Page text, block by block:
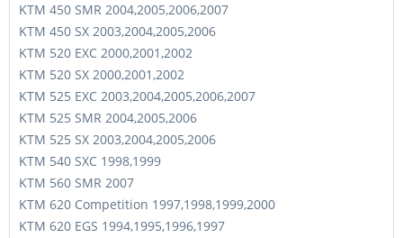
KTM 450 SMR 2004,2005,2006,2007
KTM 450 SX 2003,2004,2005,2006
KTM 520 EXC 2000,2001,2002
KTM 520 SX 2000,2001,2002
KTM 525 EXC 2003,2004,2005,2006,2007
KTM 525 SMR 2004,2005,2006
KTM 525 SX 2003,2004,2005,2006
KTM 540 SXC 1998,1999
KTM 560 SMR 2007
KTM 620 Competition 1997,1998,1999,2000
KTM 620 EGS 1994,1995,1996,1997